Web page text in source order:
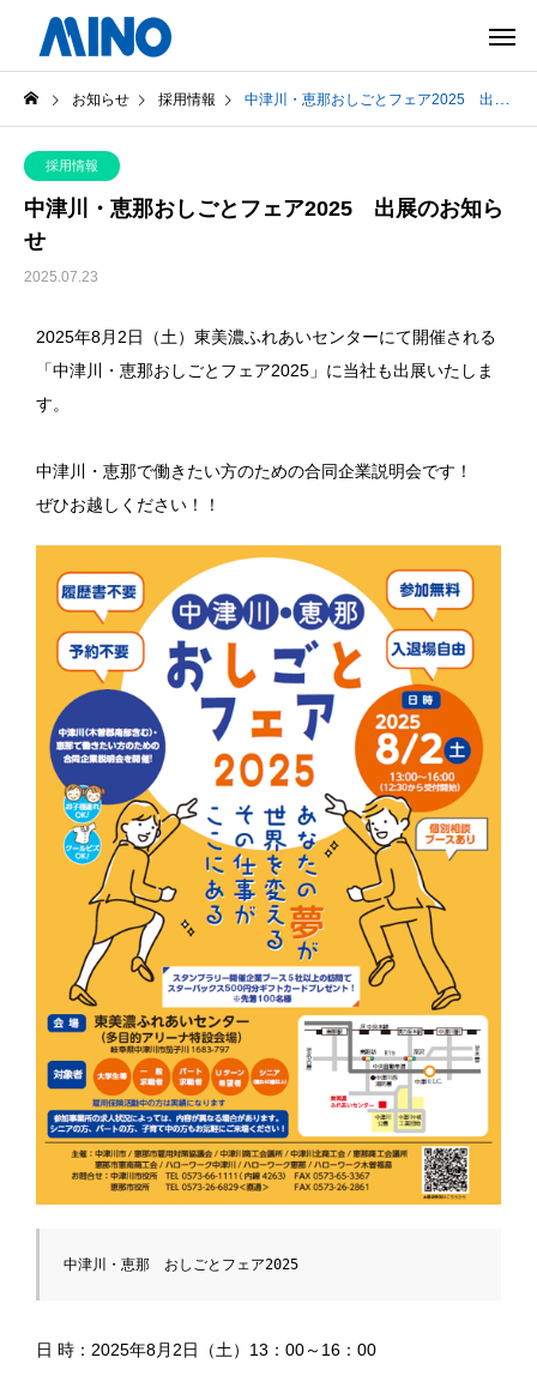
お知らせ 採用情報 中津川・恵那おしごとフェア2025 出展のお知らせ
採用情報
中津川・恵那おしごとフェア2025 出展のお知ら
せ
2025.07.23
2025年8月2日（土）東美濃ふれあいセンターにて開催される
「中津川・恵那おしごとフェア2025」に当社も出展いたしま
す。
中津川・恵那で働きたい方のための合同企業説明会です！
ぜひお越しください！！
中津川・恵那　おしごとフェア2025
日 時：2025年8月2日（土）13：00～16：00